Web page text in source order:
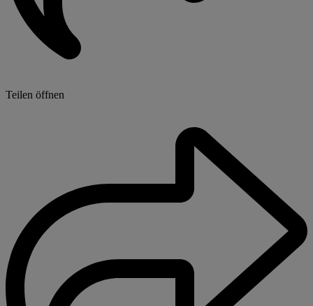
Teilen öffnen